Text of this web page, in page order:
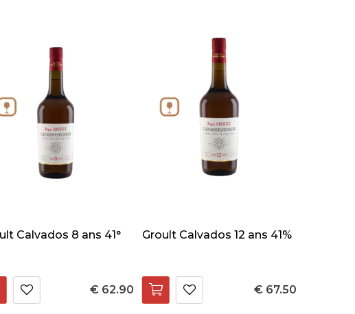
Calvados 8 ans 41°
€ 62.90
Groult Calvados 12 ans 41%
€ 67.50